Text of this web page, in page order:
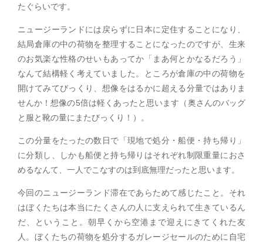
たぐらいです。
ニュージーランドには戻らずに日本に定住することになり、
結局倉庫の中の荷物を整理することになったのですが、生来
のお気楽な性格のせいもあってか「まあ何とかなるだろう」
なんて結構軽く考えていました。ところが倉庫の中の荷物を
開けてみてびっくり、想像をはるかに超える分量ではありま
せんか！想像の5倍は軽くあったと思います（奥さんのバッグ
と服と靴の量にまたびっくり！）。
この分量をたったの数日で「現地で処分・船便・持ち帰り」
に分類し、しかも船便と持ち帰りはそれぞれ制限重量におさ
めるなんて、一人でこなすのは到底無理だったと思います。
今回のニュージーランド滞在であらためて感じたこと。それ
はぼくたちは本当にたくさんの人に支えられて生きているん
だ、ということ。朝早くから空港まで迎えにきてくれた友
人。ぼくたちの荷物を処分するガレージセールのために自宅